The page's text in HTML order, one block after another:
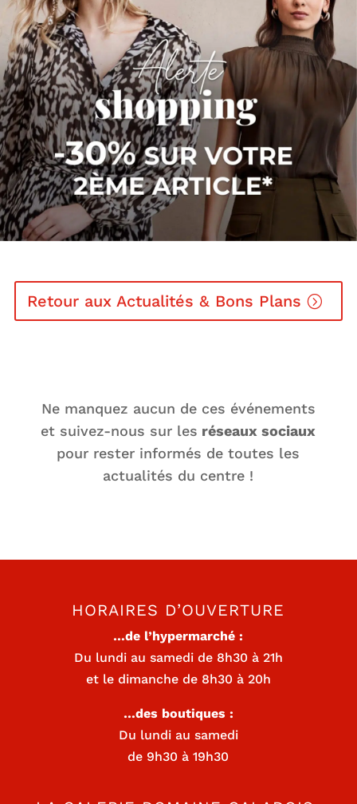
Retour aux Actualités & Bons Plans
Ne manquez aucun de ces événements
et suivez-nous sur les réseaux sociaux
pour rester informés de toutes les
actualités du centre !
HORAIRES D’OUVERTURE
…de l’hypermarché :
Du lundi au samedi de 8h30 à 21h
et le dimanche de 8h30 à 20h
…des boutiques :
Du lundi au samedi
de 9h30 à 19h30